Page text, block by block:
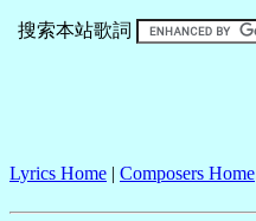
搜索本站歌詞
Lyrics Home | Composers Home